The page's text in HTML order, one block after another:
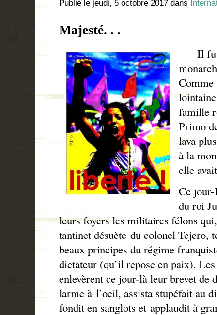
Publié le jeudi, 5 octobre 2017 dans
Majesté. . .
Il fut
famille
Primo
lava
à la
elle
Ce
du roi
leurs foyers les militaires félons
tantinet désuète du colonel Tejero,
beaux principes du régime
dictateur (qu’il repose en paix).
enlevèrent ce jour-là leur brevet de
larme à l’oeil, assista stupéfait au
fondit en sanglots et applaudit à